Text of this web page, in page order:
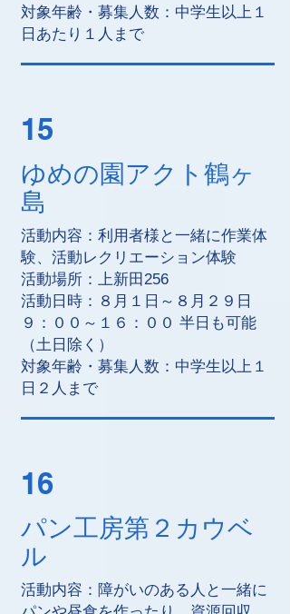
対象年齢・募集人数：中学生以上１
日あたり１人まで
15
ゆめの園アクト鶴ヶ
島
活動内容：利用者様と一緒に作業体
験、活動レクリエーション体験
活動場所：上新田256
活動日時：８月１日～８月２９日
９：００～１６：００ 半日も可能
（土日除く）
対象年齢・募集人数：中学生以上１
日２人まで
16
パン工房第２カウベ
ル
活動内容：障がいのある人と一緒に